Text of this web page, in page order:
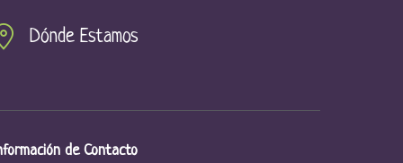
Dónde Estamos
de Contacto